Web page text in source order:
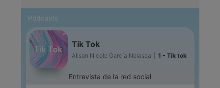
Podcasts
Tik Tok
Alison Nicole García Nolasea 1 - Tik tok
Entrevista de la red social